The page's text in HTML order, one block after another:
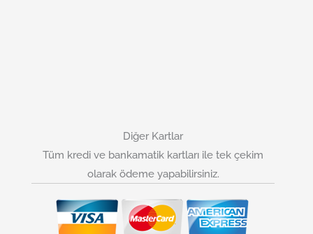
Diğer Kartlar
Tüm kredi ve bankamatik kartları ile tek çekim
olarak ödeme yapabilirsiniz.